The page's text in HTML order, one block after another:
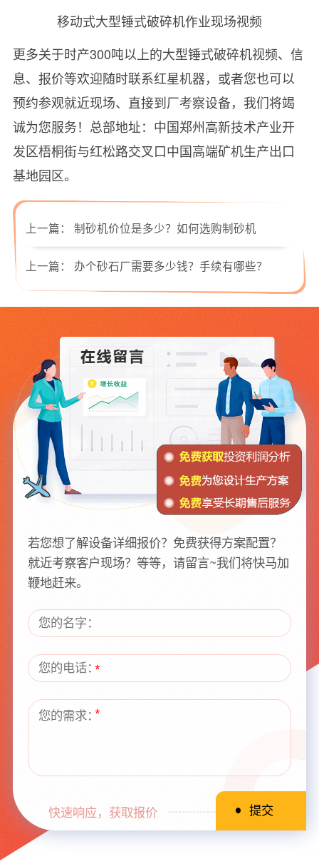
移动式大型锤式破碎机作业现场视频
更多关于时产300吨以上的大型锤式破碎机视频、信
息、报价等欢迎随时联系红星机器，或者您也可以
预约参观就近现场、直接到厂考察设备，我们将竭
诚为您服务！总部地址：中国郑州高新技术产业开
发区梧桐街与红松路交叉口中国高端矿机生产出口
基地园区。
上一篇： 制砂机价位是多少？如何选购制砂机
上一篇： 办个砂石厂需要多少钱？手续有哪些？
若您想了解设备详细报价？免费获得方案配置？
就近考察客户现场？等等，请留言~我们将快马加
鞭地赶来。
快速响应，获取报价